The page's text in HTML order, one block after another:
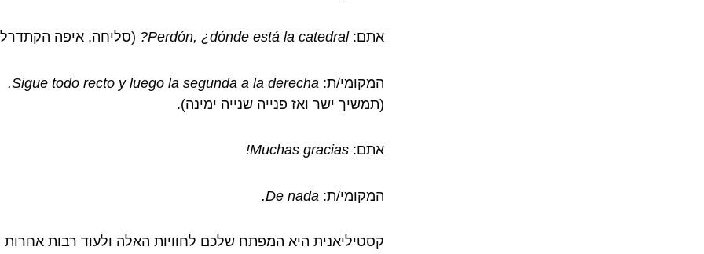
אתם:Perdón, ¿dónde está la catedral? (סליחה, איפה
המקומי/ת: Sigue todo recto y luego la segunda a la derecha.
(תמשיך ישר ואז פנייה שנייה ימינה).
אתם:Muchas gracias!
המקומי/ת: De nada.
קסטיליאנית היא המפתח שלכם לחוויות האלה ולעוד רבות אחרות